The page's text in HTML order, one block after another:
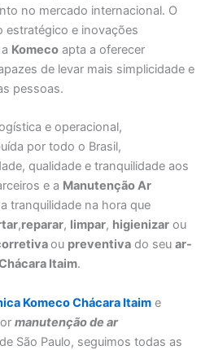
no mercado internacional. O
e inovações
Komeco apta a oferecer
de levar mais simplicidade e
pessoas.
e operacional,
por todo o Brasil,
qualidade e tranquilidade aos
e a Manutenção Ar
a tranquilidade na hora que
,reparar, limpar, higienizar ou
ou preventiva do seuar-
Itaim.
Komeco Chácara Itaim e
manutençãode ar
de São Paulo, seguimos todas as